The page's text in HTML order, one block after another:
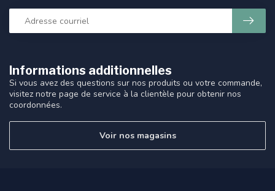
Informations additionnelles
Si vous avez des questions sur nos produits ou votre commande,
visitez notre page de service à la clientèle pour obtenir nos
coordonnées.
Voir nos magasins